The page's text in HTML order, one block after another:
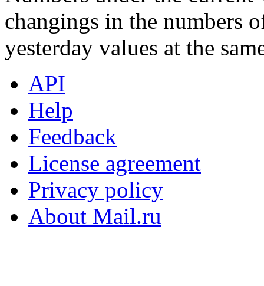
changings in the numbers
yesterday values at the
API
Help
Feedback
License agreement
Privacy policy
About Mail.ru